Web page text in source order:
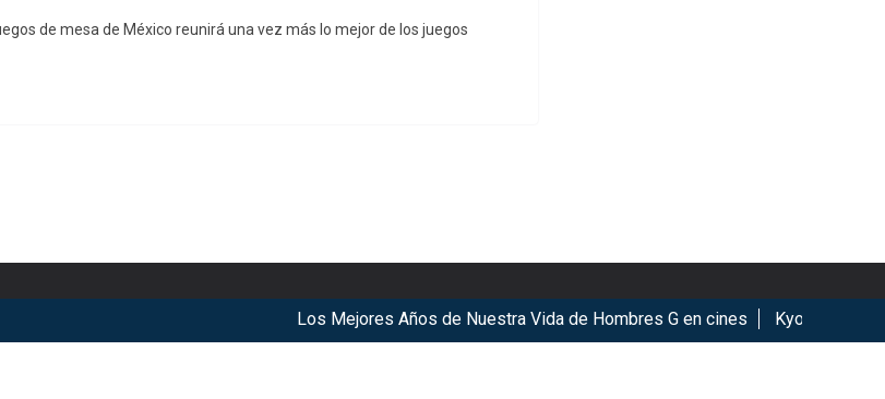
de mesa de México reunirá una vez más lo mejor de los juegos
.
Los Mejores Años de Nuestra Vida de Hombres G en cines KyoMAF 2026:
By using our services, you agree to our use of cookies. Got it